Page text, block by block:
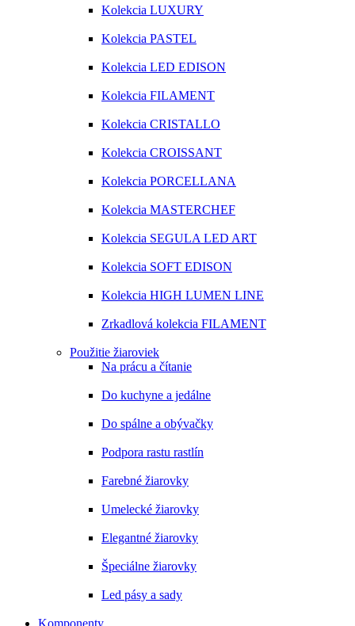
Kolekcia LUXURY
Kolekcia PASTEL
Kolekcia LED EDISON
Kolekcia FILAMENT
Kolekcia CRISTALLO
Kolekcia CROISSANT
Kolekcia PORCELLANA
Kolekcia MASTERCHEF
Kolekcia SEGULA LED ART
Kolekcia SOFT EDISON
Kolekcia HIGH LUMEN LINE
Zrkadlová kolekcia FILAMENT
Použitie žiaroviek
Na prácu a čítanie
Do kuchyne a jedálne
Do spálne a obývačky
Podpora rastu rastlín
Farebné žiarovky
Umelecké žiarovky
Elegantné žiarovky
Špeciálne žiarovky
Led pásy a sady
Komponenty